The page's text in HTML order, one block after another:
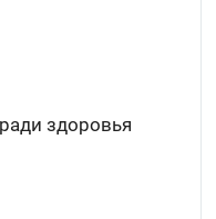
здоровья